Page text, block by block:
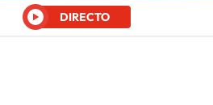
DIRECTO